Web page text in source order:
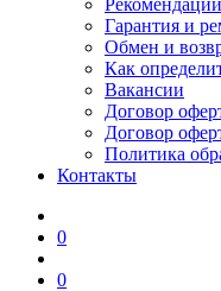
Гарантия и
Обмен и
Как
Вакансии
Договор
Договор
Политика
Контакты
0
0